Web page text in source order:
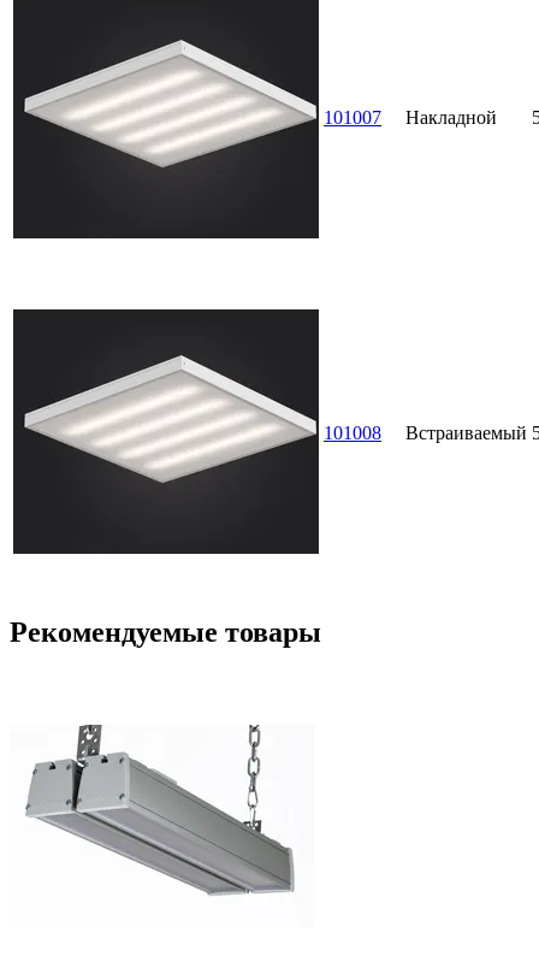
101007 Накладной
101008 Встраиваемый
Рекомендуемые товары